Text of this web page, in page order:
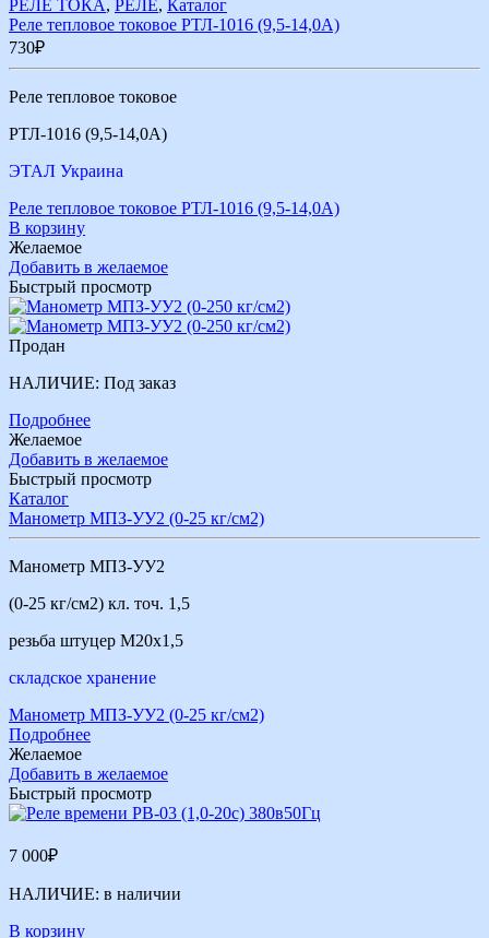
РЕЛЕ ТОКА, РЕЛЕ, Каталог
Реле тепловое токовое РТЛ-1016 (9,5-14,0А)
730₽
Реле тепловое токовое
РТЛ-1016 (9,5-14,0А)
ЭТАЛ Украина
Реле тепловое токовое РТЛ-1016 (9,5-14,0А)
В корзину
Желаемое
Добавить в желаемое
Быстрый просмотр
Продан
НАЛИЧИЕ: Под заказ
Подробнее
Желаемое
Добавить в желаемое
Быстрый просмотр
Каталог
Манометр МПЗ-УУ2 (0-25 кг/см2)
Манометр МПЗ-УУ2
(0-25 кг/см2) кл. точ. 1,5
резьба штуцер М20х1,5
складское хранение
Манометр МПЗ-УУ2 (0-25 кг/см2)
Подробнее
Желаемое
Добавить в желаемое
Быстрый просмотр
7 000₽
НАЛИЧИЕ: в наличии
В корзину